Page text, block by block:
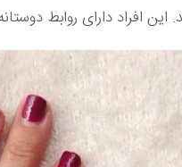
این افراد دارای روابط